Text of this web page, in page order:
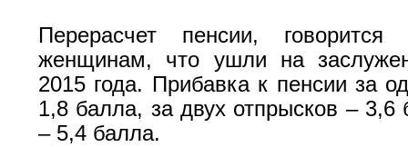
Перерасчет пенсии,
женщинам, что ушли на
2015 года. Прибавка к пенсии за
1,8 балла, за двух отпрысков – 3,6
– 5,4 балла.